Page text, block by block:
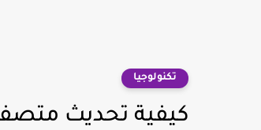
تكنولوجيا
كيفية تحديث